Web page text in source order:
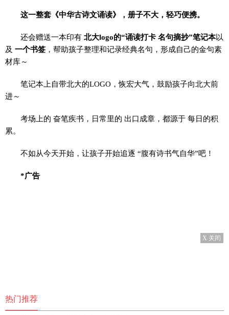
这一整套《中华古诗文诵读》，册子不大，轻巧便携。
还会赠送一本印有北大logo的“诵读打卡 名句摘抄”笔记本以
及 一个书签 ，帮助孩子整理和记录经典名句，形成自己的金句素
材库～
笔记本上自带北大的LOGO，恢宏大气，鼓励孩子向北大前
进～
考场上的 奋笔疾书，日常里的 出口成章，都源于 每日的积
累。
不如从今天开始，让孩子开始追逐 “腹有诗书气自华”吧！
*广告
X 关闭
热门推荐